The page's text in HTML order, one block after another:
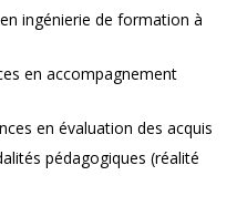
ingénierie de formation à
en accompagnement
en évaluation des acquis
pédagogiques (réalité